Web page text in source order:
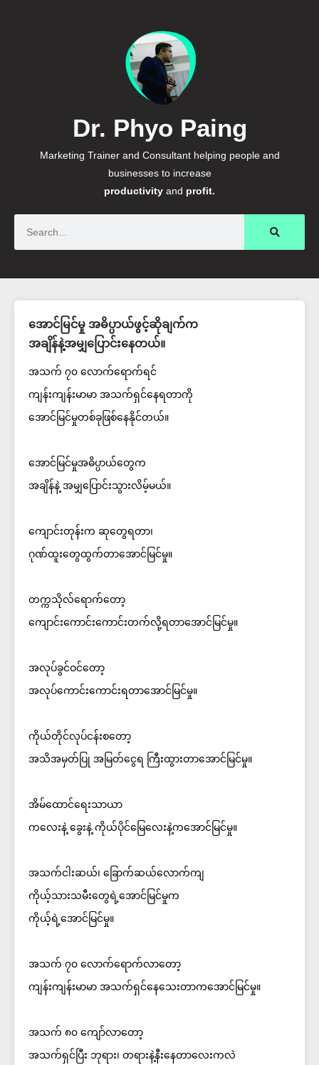
Dr. Phyo Paing
Marketing Trainer and Consultant helping people and
businesses to increase
productivity and profit.
အောင်မြင်မှု အဓိပ္ပာယ်ဖွင့်ဆိုချက်က
အချိန်နဲ့အမျှပြောင်းနေတယ်။
အသက် ၇၀ လောက်ရောက်ရင်
ကျန်းကျန်းမာမာ အသက်ရှင်နေရတာကို
အောင်မြင်မှုတစ်ခုဖြစ်နေနိုင်တယ်။
အောင်မြင်မှုအဓိပ္ပာယ်တွေက
အချိန်နဲ့ အမျှပြောင်းသွားလိမ့်မယ်။
ကျောင်းတုန်းက ဆုတွေရတာ၊
ဂုဏ်ထူးတွေထွက်တာအောင်မြင်မှု။
တက္ကသိုလ်ရောက်တော့
ကျောင်းကောင်းကောင်းတက်လို့ရတာအောင်မြင်မှု။
အလုပ်ခွင်ဝင်တော့
အလုပ်ကောင်းကောင်းရတာအောင်မြင်မှု။
ကိုယ်တိုင်လုပ်ငန်းစတော့
အသိအမှတ်ပြု အမြတ်ငွေရ ကြီးထွားတာအောင်မြင်မှု။
အိမ်ထောင်ရေးသာယာ
ကလေးနဲ့ ခွေးနဲ့ ကိုယ်ပိုင်မြေလေးနဲ့ကအောင်မြင်မှု။
အသက်ငါးဆယ်၊ ခြောက်ဆယ်လောက်ကျ
ကိုယ့်သားသမီးတွေရဲ့အောင်မြင်မှုက
ကိုယ့်ရဲ့အောင်မြင်မှု။
အသက် ၇၀ လောက်ရောက်လာတော့
ကျန်းကျန်းမာမာ အသက်ရှင်နေသေးတာကအောင်မြင်မှု။
အသက် ၈၀ ကျော်လာတော့
အသက်ရှင်ပြီး ဘုရား၊ တရားနဲ့နီးနေတာလေးကလဲ